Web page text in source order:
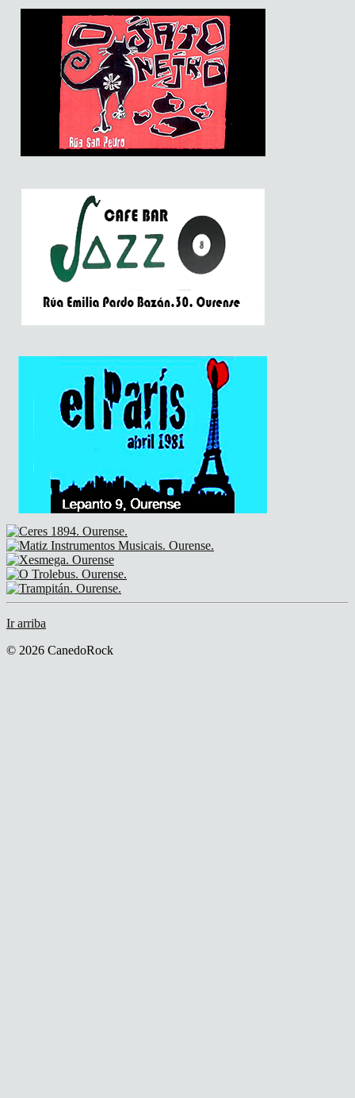
Ir arriba
© 2026 CanedoRock